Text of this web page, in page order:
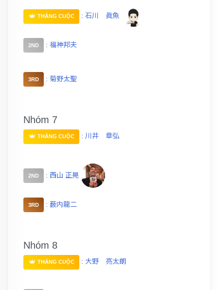
THẮNG CUỘC : 石川 眞魚
2ND : 福神邦夫
3RD : 菊野太聖
Nhóm 7
THẮNG CUỘC : 川井 章弘
2ND : 西山 正晃
3RD : 薮内龍二
Nhóm 8
THẮNG CUỘC : 大野 亮太朗